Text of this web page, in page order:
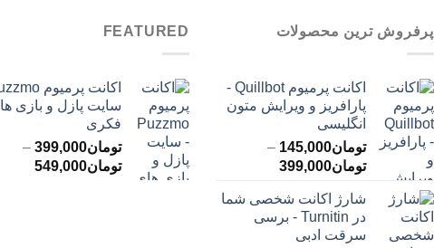
پرفروش ترین محصولات
اکانت پرمیوم Quillbot -
پارافریز و ویرایش متون
انگلیسی
تومان145,000
–
تومان399,000محدوده
تومان145,000
تا
شارژ اکانت شخصی شما
در Turnitin - برسی
سرقت ادبی
FEATURED
سایت پازل و بازی
فکری
تومان399,000
–
تومان549,000